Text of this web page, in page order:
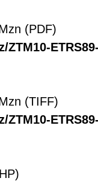
(PDF)
(TIFF)